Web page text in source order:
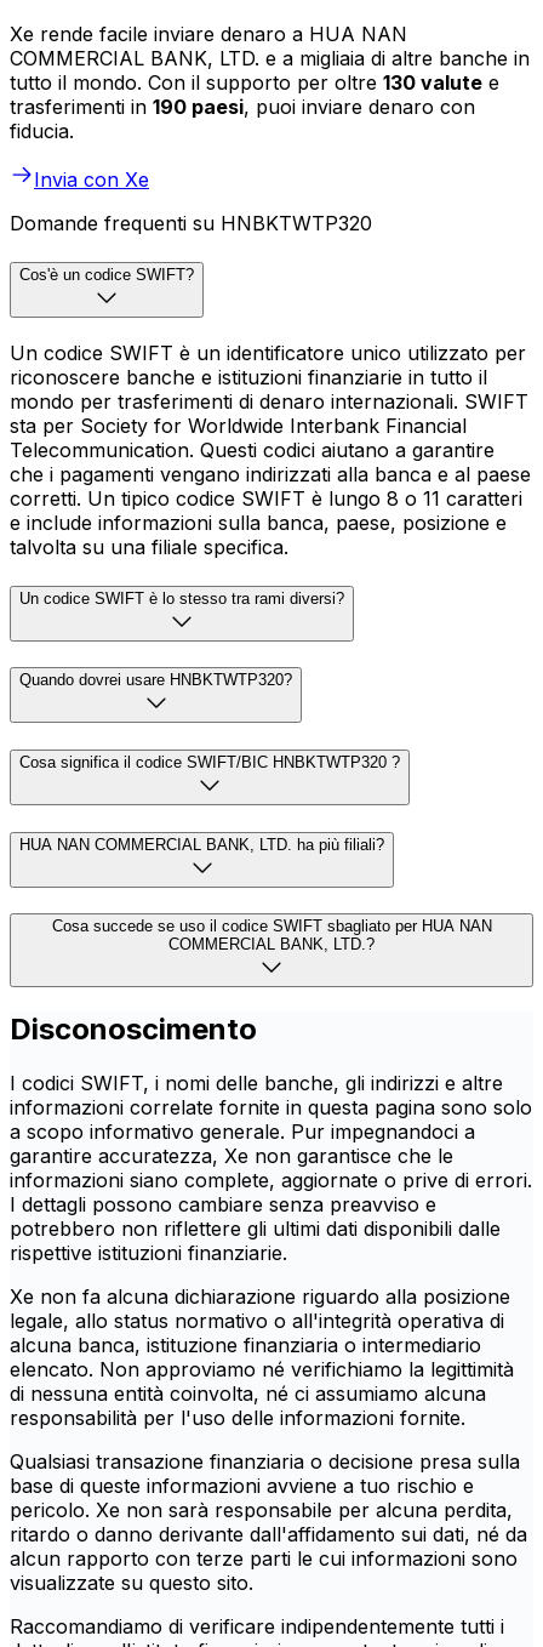
Xe rende facile inviare denaro a HUA NAN
COMMERCIAL BANK, LTD. e a migliaia di altre banche in
tutto il mondo. Con il supporto per oltre 130 valute e
trasferimenti in 190 paesi, puoi inviare denaro con
fiducia.
Invia con Xe
Domande frequenti su HNBKTWTP320
Cos'è un codice SWIFT?
Un codice SWIFT è un identificatore unico utilizzato per
riconoscere banche e istituzioni finanziarie in tutto il
mondo per trasferimenti di denaro internazionali. SWIFT
sta per Society for Worldwide Interbank Financial
Telecommunication. Questi codici aiutano a garantire
che i pagamenti vengano indirizzati alla banca e al paese
corretti. Un tipico codice SWIFT è lungo 8 o 11 caratteri
e include informazioni sulla banca, paese, posizione e
talvolta su una filiale specifica.
Un codice SWIFT è lo stesso tra rami diversi?
Quando dovrei usare HNBKTWTP320?
Cosa significa il codice SWIFT/BIC HNBKTWTP320 ?
HUA NAN COMMERCIAL BANK, LTD. ha più filiali?
Cosa succede se uso il codice SWIFT sbagliato per HUA NAN
COMMERCIAL BANK, LTD.?
Disconoscimento
I codici SWIFT, i nomi delle banche, gli indirizzi e altre
informazioni correlate fornite in questa pagina sono solo
a scopo informativo generale. Pur impegnandoci a
garantire accuratezza, Xe non garantisce che le
informazioni siano complete, aggiornate o prive di errori.
I dettagli possono cambiare senza preavviso e
potrebbero non riflettere gli ultimi dati disponibili dalle
rispettive istituzioni finanziarie.
Xe non fa alcuna dichiarazione riguardo alla posizione
legale, allo status normativo o all'integrità operativa di
alcuna banca, istituzione finanziaria o intermediario
elencato. Non approviamo né verifichiamo la legittimità
di nessuna entità coinvolta, né ci assumiamo alcuna
responsabilità per l'uso delle informazioni fornite.
Qualsiasi transazione finanziaria o decisione presa sulla
base di queste informazioni avviene a tuo rischio e
pericolo. Xe non sarà responsabile per alcuna perdita,
ritardo o danno derivante dall'affidamento sui dati, né da
alcun rapporto con terze parti le cui informazioni sono
visualizzate su questo sito.
Raccomandiamo di verificare indipendentemente tutti i